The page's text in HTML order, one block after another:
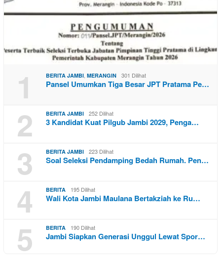
1 BERITA JAMBI MERANGIN 301 Dilihat
Pansel Umumkan Tiga Besar JPT Pratama Pe…
2 BERITA JAMBI 252 Dilihat
3 Kandidat Kuat Pilgub Jambi 2029, Penga…
3 BERITA JAMBI 223 Dilihat
Soal Seleksi Pendamping Bedah Rumah. Pen…
4 BERITA 195 Dilihat
Wali Kota Jambi Maulana Bertakziah ke Ru…
5 BERITA 190 Dilihat
Jambi Siapkan Generasi Unggul Lewat Spor…